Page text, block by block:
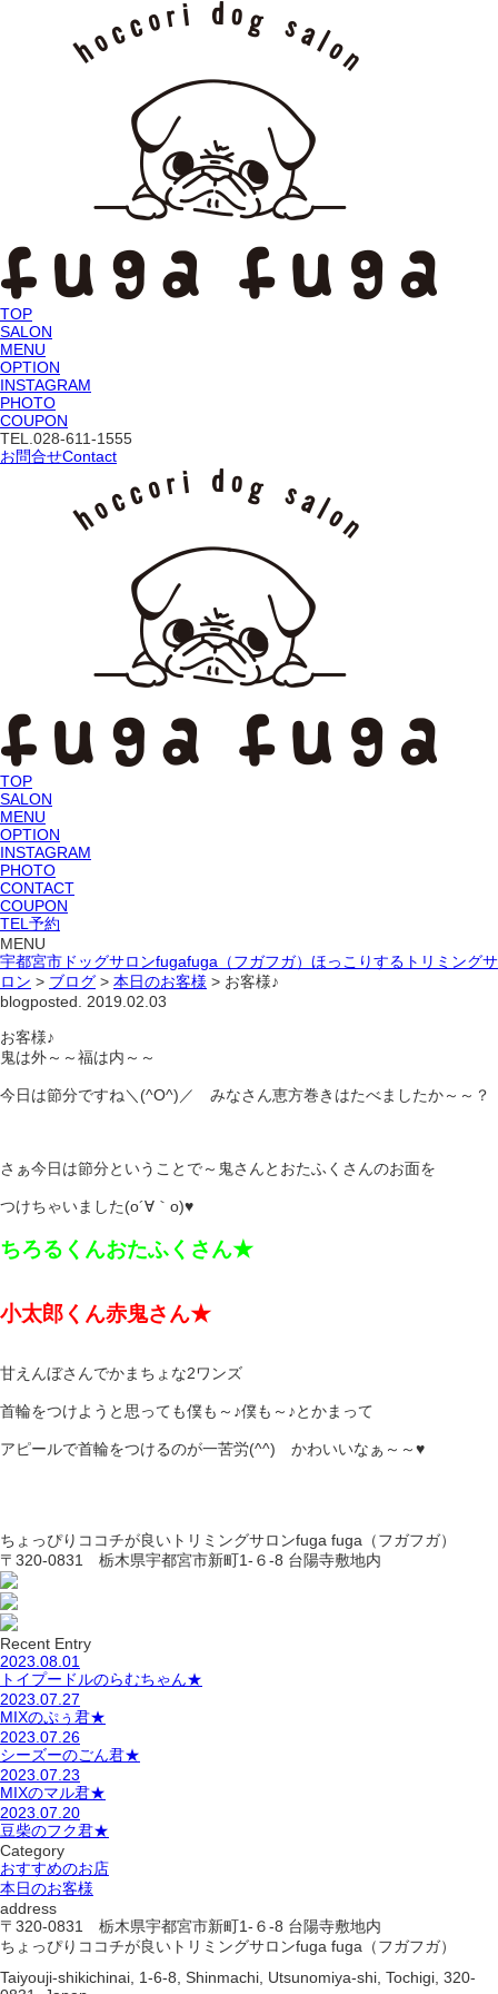
TOP
SALON
MENU
OPTION
INSTAGRAM
PHOTO
COUPON
TEL. 028-611-1555
お問合せContact
TOP
SALON
MENU
OPTION
INSTAGRAM
PHOTO
CONTACT
COUPON
TEL予約
MENU
宇都宮市ドッグサロンfugafuga（フガフガ）ほっこりするトリミングサ
ロン > ブログ > 本日のお客様 > お客様♪
blogposted. 2019.02.03
お客様♪
鬼は外～～福は内～～
今日は節分ですね＼(^O^)／ みなさん恵方巻きはたべましたか～～？
さぁ今日は節分ということで～鬼さんとおたふくさんのお面を
つけちゃいました(o´∀｀o)♥
ちろるくんおたふくさん★
小太郎くん赤鬼さん★
甘えんぼさんでかまちょな2ワンズ
首輪をつけようと思っても僕も～♪僕も～♪とかまって
アピールで首輪をつけるのが一苦労(^^) かわいいなぁ～～♥
ちょっぴりココチが良いトリミングサロンfuga fuga（フガフガ）
〒320-0831 栃木県宇都宮市新町1-６-8 台陽寺敷地内
Recent Entry
2023.08.01
トイプードルのらむちゃん★
2023.07.27
MIXのぷぅ君★
2023.07.26
シーズーのごん君★
2023.07.23
MIXのマル君★
2023.07.20
豆柴のフク君★
Category
おすすめのお店
本日のお客様
address
〒320-0831 栃木県宇都宮市新町1-６-8 台陽寺敷地内
ちょっぴりココチが良いトリミングサロンfuga fuga（フガフガ）
Taiyouji-shikichinai, 1-6-8, Shinmachi, Utsunomiya-shi, Tochigi, 320-